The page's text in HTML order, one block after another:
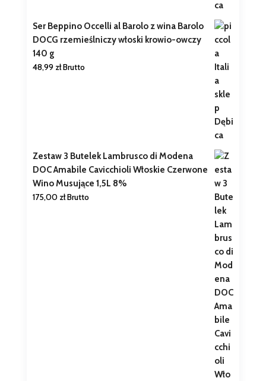
Ser Beppino Occelli al Barolo z wina Barolo
DOCG rzemieślniczy włoski krowio-owczy
140 g
48,99 złBrutto
Zestaw 3 Butelek Lambrusco di Modena
DOC Amabile Cavicchioli Włoskie Czerwone
Wino Musujące 1,5L 8%
175,00 złBrutto